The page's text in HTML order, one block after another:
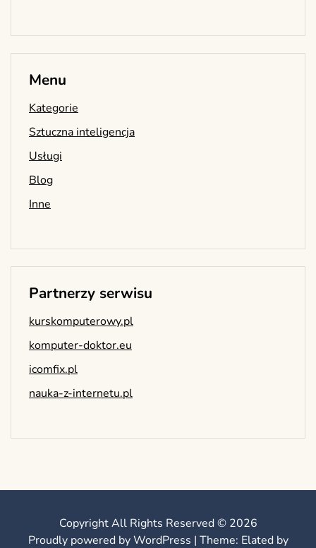
Menu
Kategorie
Sztuczna inteligencja
Usługi
Blog
Inne
Partnerzy serwisu
kurskomputerowy.pl
komputer-doktor.eu
icomfix.pl
nauka-z-internetu.pl
Copyright All Rights Reserved © 2026
Proudly powered by WordPress | Theme: Elated by